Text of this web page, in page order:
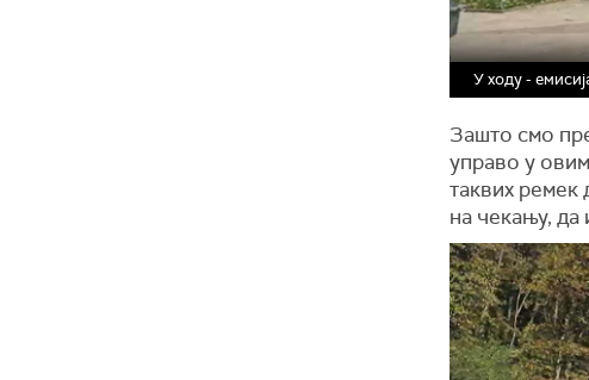
У ходу -
Зашто смо
управо у
таквих ремек
на чекању, да